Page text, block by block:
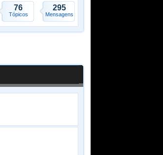
76
Tópicos
295
Mensagens